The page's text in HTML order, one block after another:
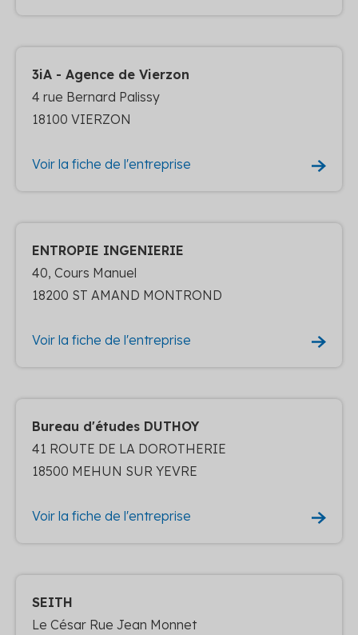
3iA - Agence de Vierzon
4 rue Bernard Palissy
18100 VIERZON
Voir la fiche de l'entreprise
ENTROPIE INGENIERIE
40, Cours Manuel
18200 ST AMAND MONTROND
Voir la fiche de l'entreprise
Bureau d'études DUTHOY
41 ROUTE DE LA DOROTHERIE
18500 MEHUN SUR YEVRE
Voir la fiche de l'entreprise
SEITH
Le César Rue Jean Monnet